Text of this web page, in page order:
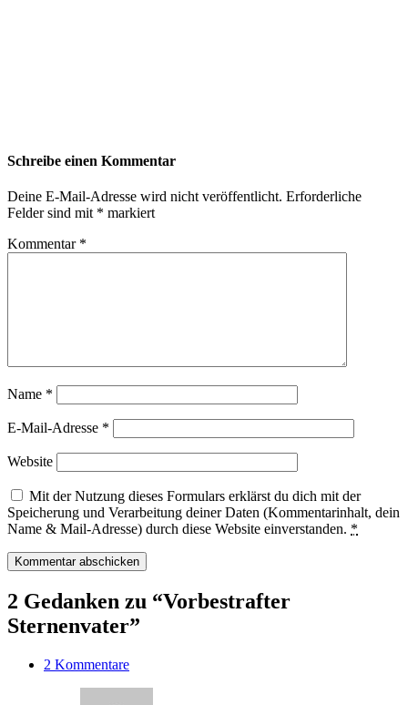
Schreibe einen Kommentar
Deine E-Mail-Adresse wird nicht veröffentlicht. Erforderliche
Felder sind mit * markiert
Kommentar *
Name *
E-Mail-Adresse *
Website
Mit der Nutzung dieses Formulars erklärst du dich mit der
Speicherung und Verarbeitung deiner Daten (Kommentarinhalt, dein
Name & Mail-Adresse) durch diese Website einverstanden. *
2 Gedanken zu “Vorbestrafter
Sternenvater”
2 Kommentare